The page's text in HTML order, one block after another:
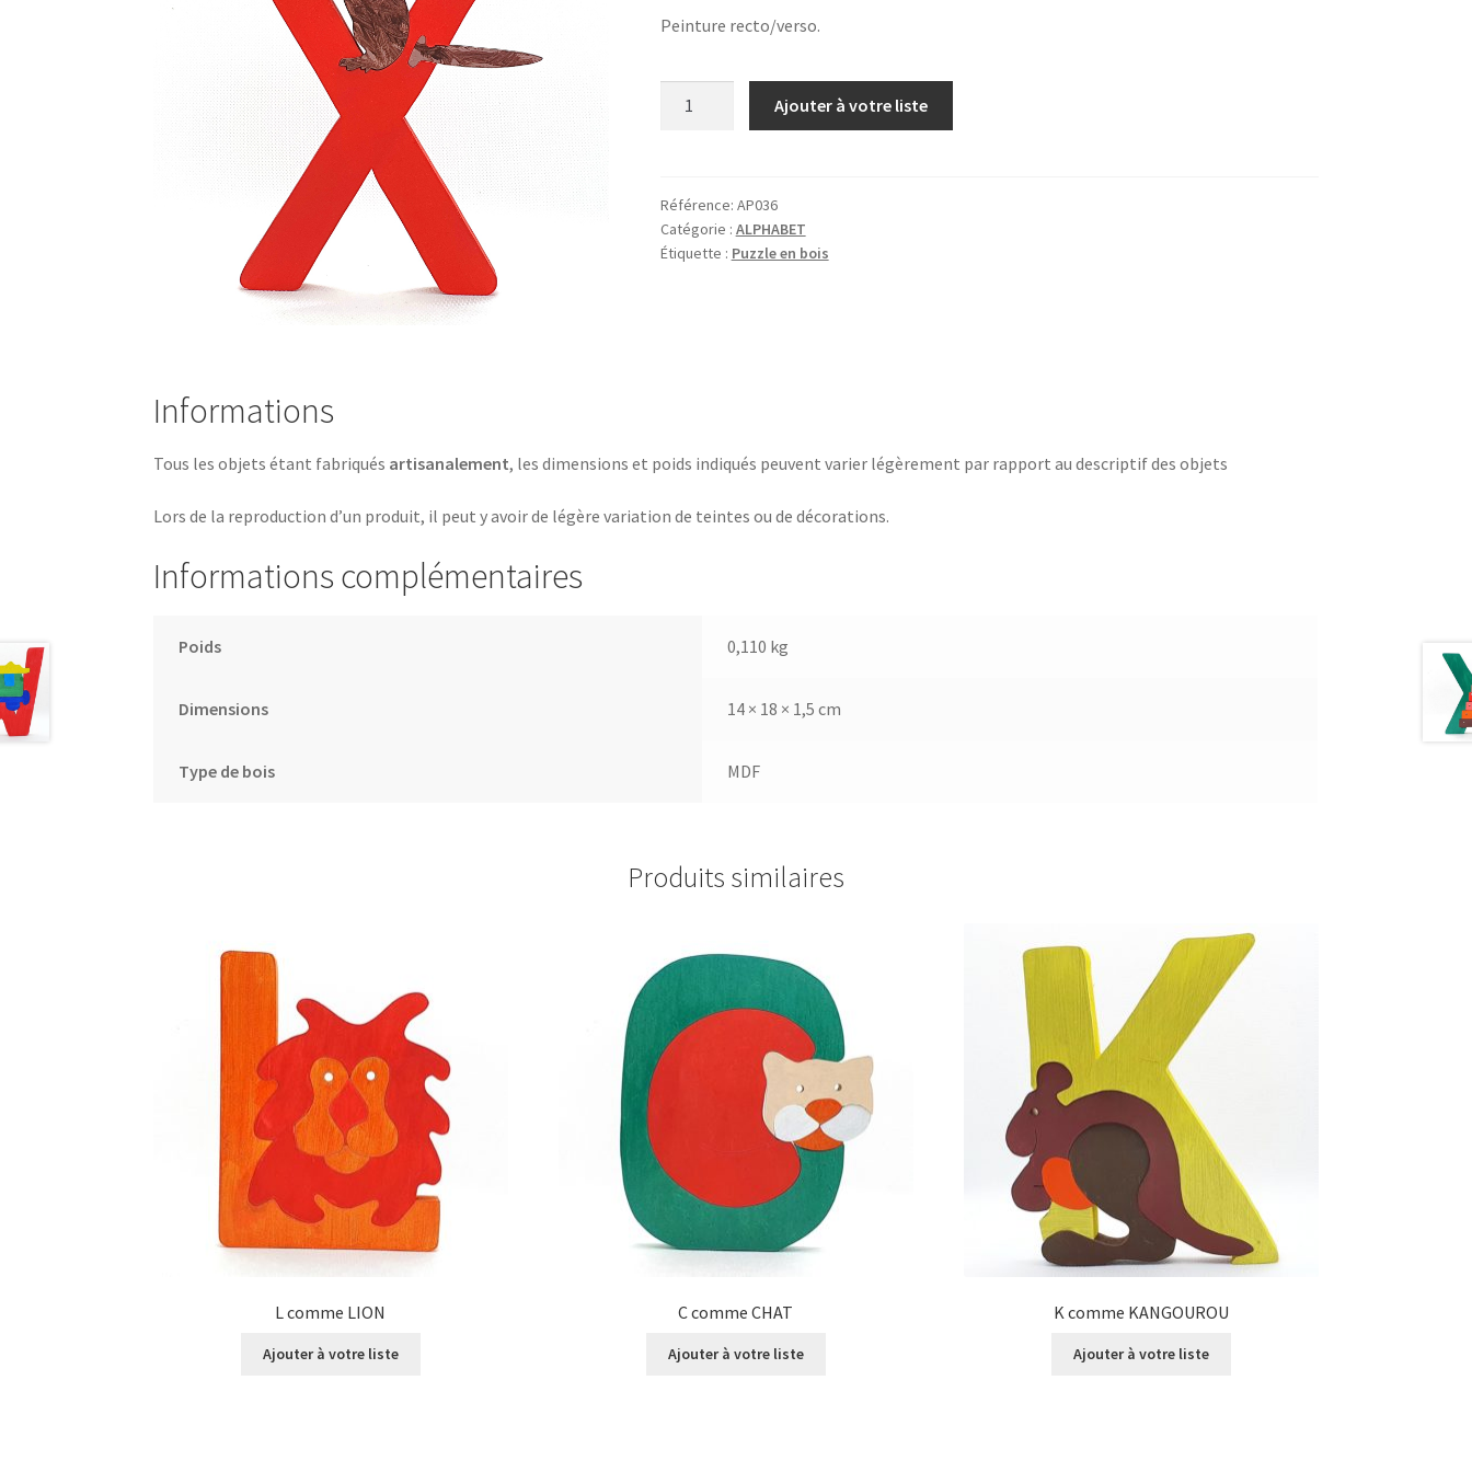
Peinture recto/verso.
XERUS
Ajouter à votre liste
Référence: AP036
Catégorie : ALPHABET
Étiquette : Puzzle en bois
Informations
Tous les objets étant fabriqués artisanalement, les dimensions et poids indiqués peuvent varier légèrement par rapport au descriptif des objets
Lors de la reproduction d’un produit, il peut y avoir de légère variation de teintes ou de décorations.
Informations complémentaires
Poids 0,110 kg
Dimensions 14 × 18 × 1,5 cm
Type de bois MDF
Produits similaires
L comme LION
Ajouter à votre liste
C comme CHAT
Ajouter à votre liste
K comme KANGOUROU
Ajouter à votre liste